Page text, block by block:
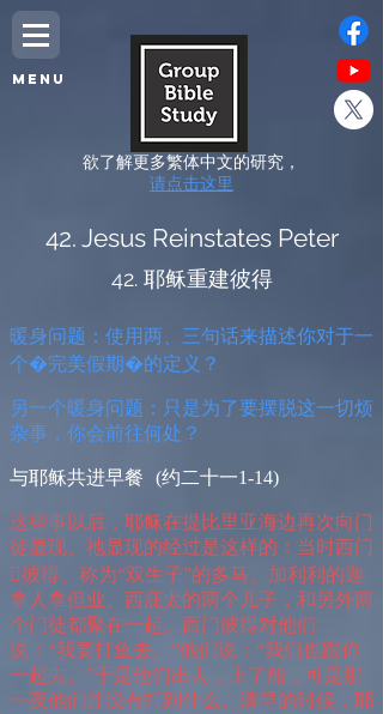
MENU
42. Jesus Reinstates Peter
42. 耶稣重建彼得
暖身问题：使用两、三句话来描述你对于一
个�完美假期�的定义？
另一个暖身问题：只是为了要摆脱这一切烦
杂事，你会前往何处？
与耶稣共进早餐 (约二十一1-14)
这些事以后，耶稣在提比里亚海边再次向门
徒显现。祂显现的经过是这样的：当时西门
彼得、称为“双生子”的多马、加利利的迦
拿人拿但业、西庇太的两个儿子，和另外两
个门徒都聚在一起。西门彼得对他们
说：“我要打鱼去。”他们说：“我们也跟你
一起去。”于是他们出去，上了船，可是那
一夜他们并没有打到什么。清早的时候，耶
欲了解更多繁体中文的研究，
请点击这里